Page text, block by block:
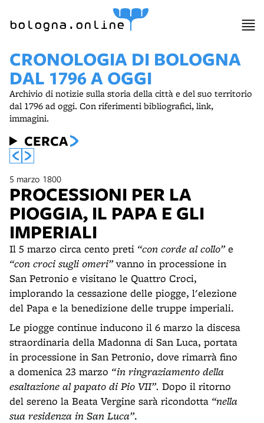
bologna.online
CRONOLOGIA DI BOLOGNA
DAL 1796 A OGGI
Archivio di notizie sulla storia della città e del suo territorio
dal 1796 ad oggi. Con riferimenti bibliografici, link,
immagini.
CERCA
5 marzo 1800
PROCESSIONI PER LA
PIOGGIA, IL PAPA E GLI
IMPERIALI
Il 5 marzo circa cento preti “con corde al collo”e
“con croci sugli omeri”vanno in processione in
San Petronio e visitano le Quattro Croci,
implorando la cessazione delle piogge, l'elezione
del Papa e la benedizione delle truppe imperiali.
Le piogge continue inducono il 6 marzo la discesa
straordinaria della Madonna di San Luca, portata
in processione in San Petronio, dove rimarrà fino
a domenica 23 marzo “in ringraziamento della
esaltazione al papato di Pio VII”. Dopo il ritorno
del sereno la Beata Vergine sarà ricondotta “nella
sua residenza in San Luca”.